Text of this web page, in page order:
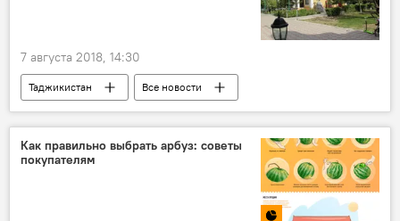
7 августа 2018, 14:30
Таджикистан
Все новости
201-я РВБ в Таджикистане
Россия
Как правильно выбрать арбуз: советы
покупателям